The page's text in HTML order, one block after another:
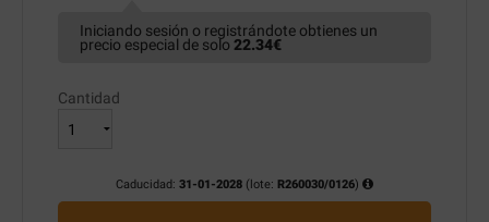
Iniciando sesión o registrándote obtienes un
precio especial de solo 22.34€
Cantidad
Caducidad: 31-01-2028 (lote: R260030/0126)